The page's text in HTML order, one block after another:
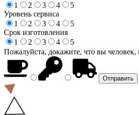
1
2 3 4
5
Уровень сервиса
1
2 3 4
5
Срок изготовления
1
2 3 4
5
Пожалуйста, докажите, что вы человек,